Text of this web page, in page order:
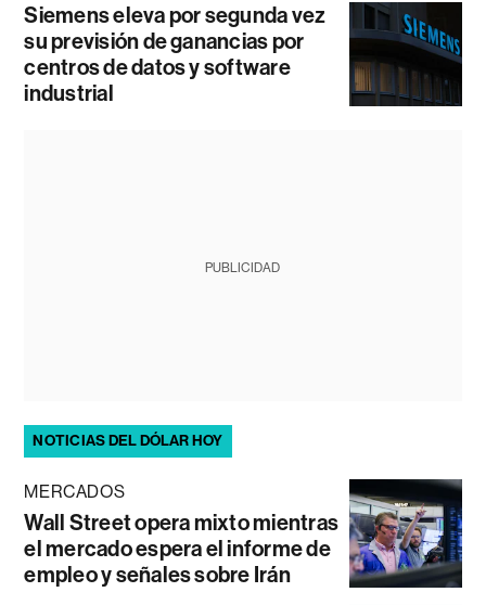
Siemens eleva por segunda vez
su previsión de ganancias por
centros de datos y software
industrial
PUBLICIDAD
NOTICIAS DEL DÓLAR HOY
MERCADOS
Wall Street opera mixto mientras
el mercado espera el informe de
empleo y señales sobre Irán